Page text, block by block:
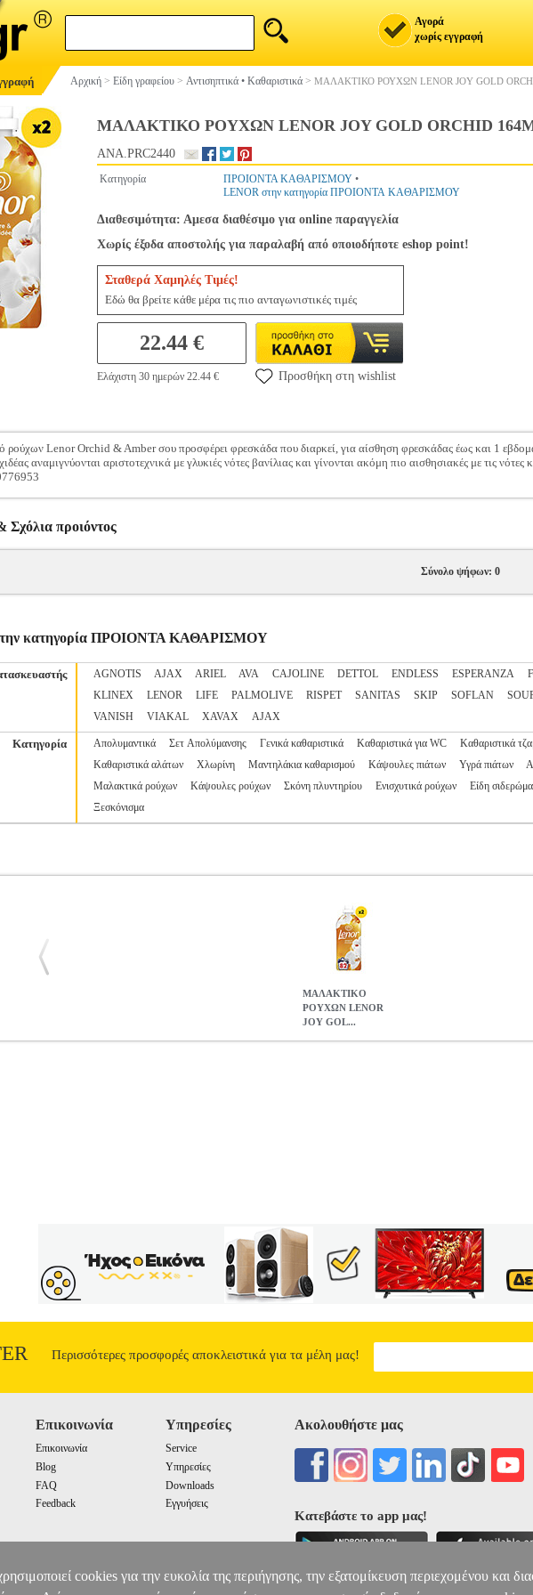
Αγορά
χωρίς εγγραφή
Αρχική > Είδη γραφείου > Αντισηπτικά • Καθαριστικά > ΜΑΛΑΚΤΙΚΟ ΡΟΥΧΩΝ LENOR JOY GOLD
ΜΑΛΑΚΤΙΚΟ ΡΟΥΧΩΝ LENOR JOY GOLD ORCHID
ANA.PRC2440
Κατηγορία ΠΡΟΙΟΝΤΑ ΚΑΘΑΡΙΣΜΟΥ •
LENOR στην κατηγορία ΠΡΟΙΟΝΤΑ ΚΑΘΑΡΙΣΜΟΥ
Διαθεσιμότητα: Αμεσα διαθέσιμο για online παραγγελία
Χωρίς έξοδα αποστολής για παραλαβή από οποιοδήποτε eshop point!
Σταθερά Χαμηλές Τιμές!
Εδώ θα βρείτε κάθε μέρα τις πιο ανταγωνιστικές τιμές
22.44 €
Ελάχιστη 30 ημερών 22.44 € Προσθήκη στη wishlist
ρούχων Lenor Orchid & Amber σου προσφέρει φρεσκάδα που διαρκεί, για αίσθηση φρεσκάδας έως και 1
αναμιγνύονται αριστοτεχνικά με γλυκιές νότες βανίλιας και γίνονται ακόμη πιο αισθησιακές με τις νότες
Σχόλια προιόντος
Σύνολο ψήφων: 0
κατηγορία ΠΡΟΙΟΝΤΑ ΚΑΘΑΡΙΣΜΟΥ
AGNOTIS AJAX ARIEL AVA CAJOLINE DETTOL ENDLESS ESPERANZA
KLINEX
LENOR LIFE PALMOLIVE RISPET SANITAS SKIP SOFLAN
VANISH
VIAKAL XAVAX ΑJΑΧ
Κατηγορία Απολυμαντικά Σετ Απολύμανσης Γενικά καθαριστικά Καθαριστικά για WC Καθαριστικά
Καθαριστικά αλάτων
Χλωρίνη Μαντηλάκια καθαρισμού Κάψουλες πιάτων Υγρά πιάτων
Μαλακτικά ρούχων
Κάψουλες ρούχων Σκόνη πλυντηρίου Ενισχυτικά ρούχων Είδη
Ξεσκόνισμα
ΜΑΛΑΚΤΙΚΟ
ΡΟΥΧΩΝ LENOR
JOY GOL...
Περισσότερες προσφορές αποκλειστικά για τα μέλη μας!
Επικοινωνία
Επικοινωνία
Blog
FAQ
Feedback
Υπηρεσίες
Service
Υπηρεσίες
Downloads
Εγγυήσεις
Ακολουθήστε μας
Κατεβάστε το app μας!
cookies για την ευκολία της περιήγησης, την εξατομίκευση περιεχομένου και